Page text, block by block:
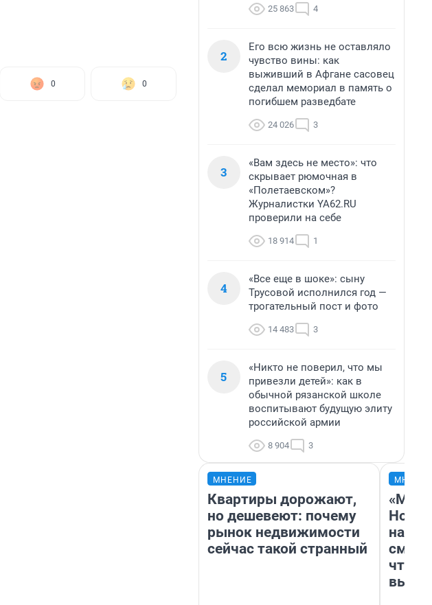
0 0
25 863 4
2
Его всю жизнь не оставляло
чувство вины: как
выживший в Афгане сасовец
сделал мемориал в память о
погибшем разведбате
24 026 3
3
«Вам здесь не место»: что
скрывает рюмочная в
«Полетаевском»?
Журналистки YA62.RU
проверили на себе
18 914 1
4
«Все еще в шоке»: сыну
Трусовой исполнился год —
трогательный пост и фото
14 483 3
5
«Никто не поверил, что мы
привезли детей»: как в
обычной рязанской школе
воспитывают будущую элиту
российской армии
8 904 3
МНЕНИЕ
Квартиры дорожают,
но дешевеют: почему
рынок недвижимости
сейчас такой странный
«Мы